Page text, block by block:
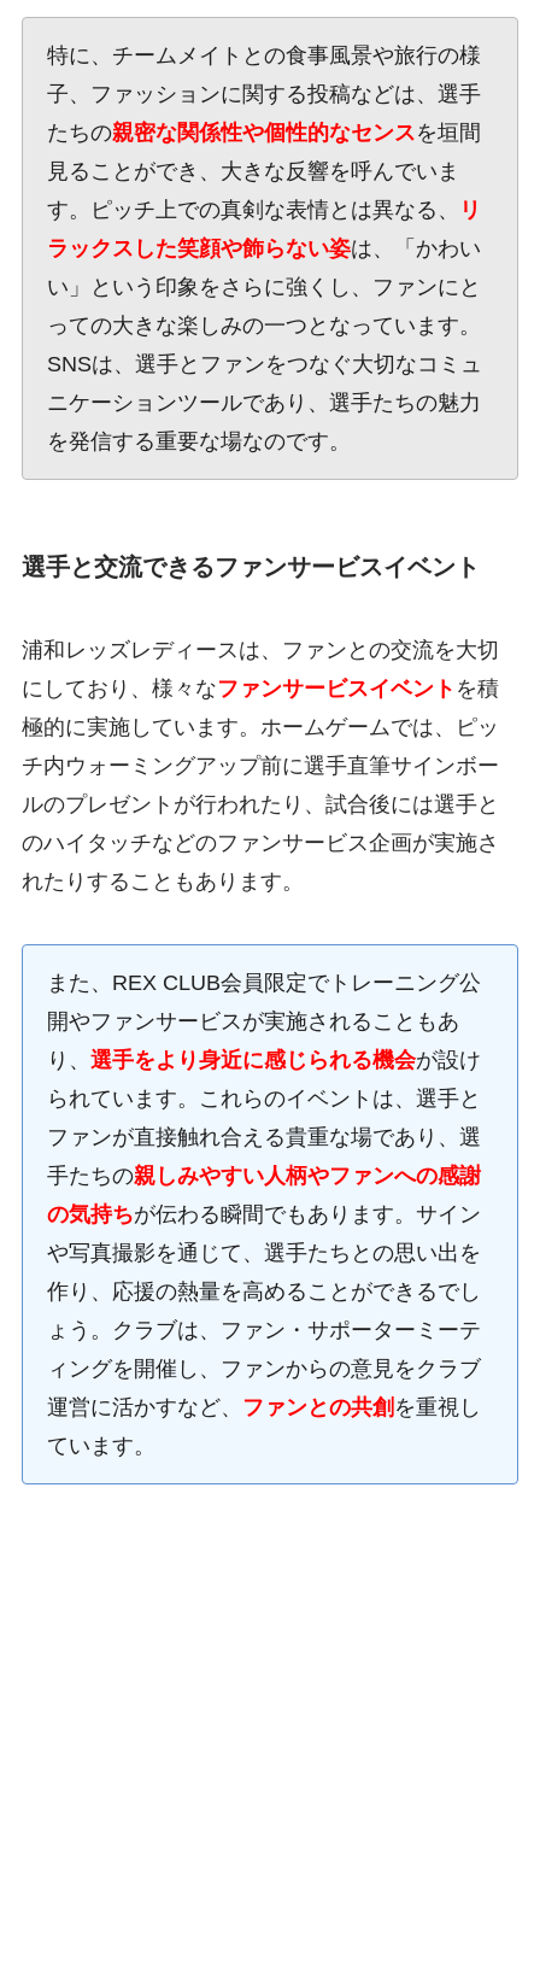
特に、チームメイトとの食事風景や旅行の様
子、ファッションに関する投稿などは、選手
たちの親密な関係性や個性的なセンスを垣間
見ることができ、大きな反響を呼んでいま
す。ピッチ上での真剣な表情とは異なる、
リ
ラックスした笑顔や飾らない姿は、「かわい
い」という印象をさらに強くし、ファンにと
っての大きな楽しみの一つとなっています。
SNSは、選手とファンをつなぐ大切なコミュ
ニケーションツールであり、選手たちの魅力
を発信する重要な場なのです。
選手と交流できるファンサービスイベント
浦和レッズレディースは、ファンとの交流を大切
にしており、様々なファンサービスイベント を積
極的に実施しています。ホームゲームでは、ピッ
チ内ウォーミングアップ前に選手直筆サインボー
ルのプレゼントが行われたり、試合後には選手と
のハイタッチなどのファンサービス企画が実施さ
れたりすることもあります。
また、REX CLUB会員限定でトレーニング公
開やファンサービスが実施されることもあ
り、 選手をより身近に感じられる機会が設け
られています。これらのイベントは、選手と
ファンが直接触れ合える貴重な場であり、選
手たちの親しみやすい人柄やファンへの感謝
の気持ちが伝わる瞬間でもあります。サイン
や写真撮影を通じて、選手たちとの思い出を
作り、応援の熱量を高めることができるでし
ょう。クラブは、ファン・サポーターミーテ
ィングを開催し、ファンからの意見をクラブ
運営に活かすなど、
ファンとの共創 を重視し
ています。